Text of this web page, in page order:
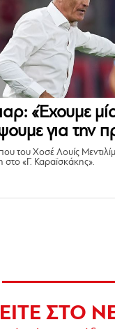
«Έχουμε
για την
του Χοσέ Λουίς
στο «Γ. Καραϊσκάκης».
ΣΤΟ